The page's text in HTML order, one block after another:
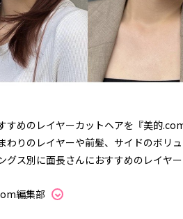
すめのレイヤーカットヘアを『美的
わりのレイヤーや前髪、サイドのボリ
グス別に面長さんにおすすめのレイヤ
編集部